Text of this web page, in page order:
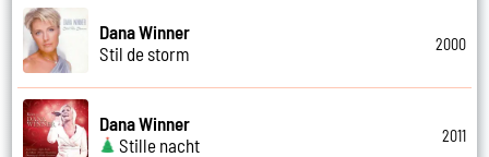
Dana Winner
Stil de storm
2000
Dana Winner
Stille nacht
2011